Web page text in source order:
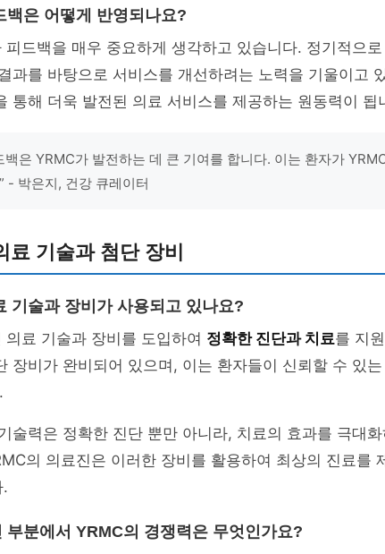
백은 어떻게 반영되나요?
피드백을 매우 중요하게 생각하고 있습니다. 정기적으
과를 바탕으로 서비스를 개선하려는 노력을 기울이고
통해 더욱 발전된 의료 서비스를 제공하는 원동력이 됩
백은 YRMC가 발전하는 데 큰 기여를 합니다. 이는 환자가
- 박은지, 건강 큐레이터
료 기술과 첨단 장비
기술과 장비가 사용되고 있나요?
의료 기술과 장비를 도입하여 정확한 진단과 치료를 지
장비가 완비되어 있으며, 이는 환자들이 신뢰할 수 있
술력은 정확한 진단 뿐만 아니라, 치료의 효과를 극대
의 의료진은 이러한 장비를 활용하여 최상의 진료를
.
부분에서 YRMC의 경쟁력은 무엇인가요?